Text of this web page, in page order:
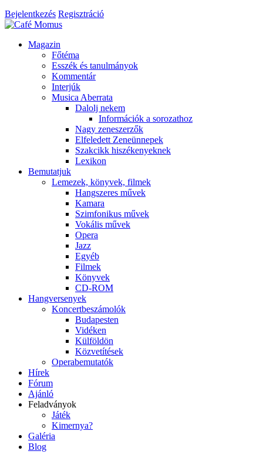
Bejelentkezés Regisztráció
Magazin
Főtéma
Esszék és tanulmányok
Kommentár
Interjúk
Musica Aberrata
Dalolj nekem
Információk a sorozathoz
Nagy zeneszerzők
Elfeledett Zeneünnepek
Szakcikk hiszékenyeknek
Lexikon
Bemutatjuk
Lemezek, könyvek, filmek
Hangszeres művek
Kamara
Szimfonikus művek
Vokális művek
Opera
Jazz
Egyéb
Filmek
Könyvek
CD-ROM
Hangversenyek
Koncertbeszámolók
Budapesten
Vidéken
Külföldön
Közvetítések
Operabemutatók
Hírek
Fórum
Ajánló
Feladványok
Játék
Kimernya?
Galéria
Blog